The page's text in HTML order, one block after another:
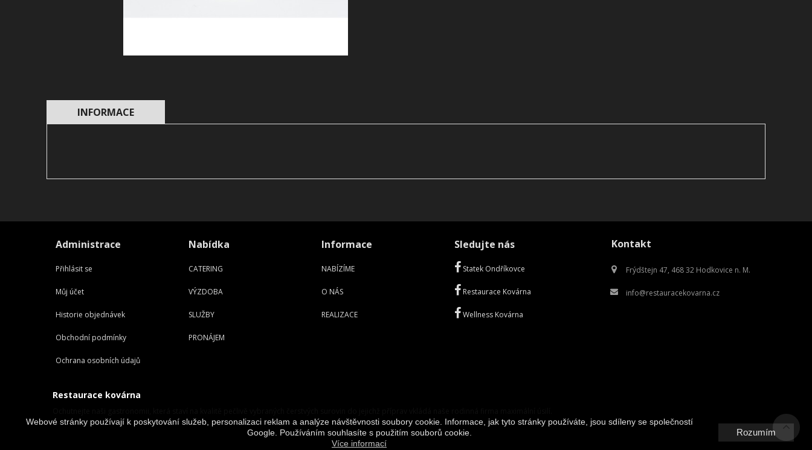
INFORMACE
Administrace
Přihlásit se
Můj účet
Historie objednávek
Obchodní podmínky
Ochrana osobních údajů
Nabídka
CATERING
VÝZDOBA
SLUŽBY
PRONÁJEM
Informace
NABÍZÍME
O NÁS
REALIZACE
Sledujte nás
Statek Ondříkovce
Restaurace Kovárna
Wellness Kovárna
Kontakt
Frýdštejn 47, 468 32 Hodkovice n. M.
info@restauracekovarna.cz
Webové stránky používají k poskytování služeb, personalizaci reklam a analýze návštěvnosti soubory cookie. Informace, jak tyto stránky používáte, jsou sdíleny se společností
Google. Používáním souhlasíte s použitím souborů cookie.
Více informací
Rozumím
Restaurace kovárna